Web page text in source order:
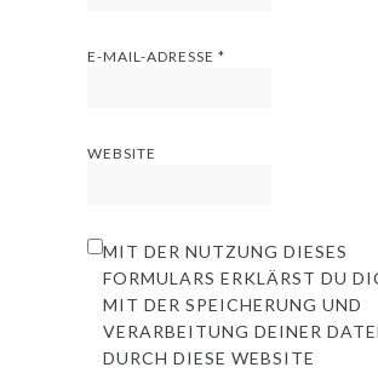
E-MAIL-ADRESSE*
WEBSITE
MIT DER NUTZUNG DIESES
FORMULARS ERKLÄRST DU
MIT DER SPEICHERUNG UND
VERARBEITUNG DEINER
DURCH DIESE WEBSITE